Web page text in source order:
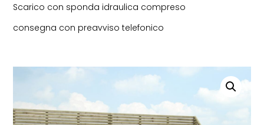
Scarico con sponda idraulica compreso
consegna con preavviso telefonico